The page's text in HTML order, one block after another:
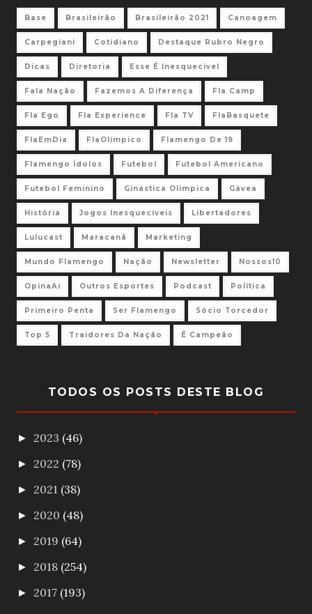
Base Brasileirão Brasileirão 2021 Canoagem
Carpegiani Cotidiano Destaque Rubro Negro
Dicas Diretoria Esse É Inesquecível
Fala Nação Fazemos A Diferença Fla Camp
Fla Ego Fla Experience Fla TV FlaBasquete
FlaEmDia FlaOlímpico Flamengo De 19
Flamengo Ídolos Futebol Futebol Americano
Futebol Feminino Ginástica Olimpica Gávea
História Jogos Inesquecíveis Libertadores
Lulucast Maracanã Marketing
Mundo Flamengo Nação Newsletter Nossos10
OpinaAi Outros Esportes Podcast Política
Primeiro Penta Ser Flamengo Sócio Torcedor
Top 5 Traidores Da Nação É Campeão
TODOS OS POSTS DESTE BLOG
► 2023 (46)
► 2022 (78)
► 2021 (38)
► 2020 (48)
► 2019 (64)
► 2018 (254)
► 2017 (193)